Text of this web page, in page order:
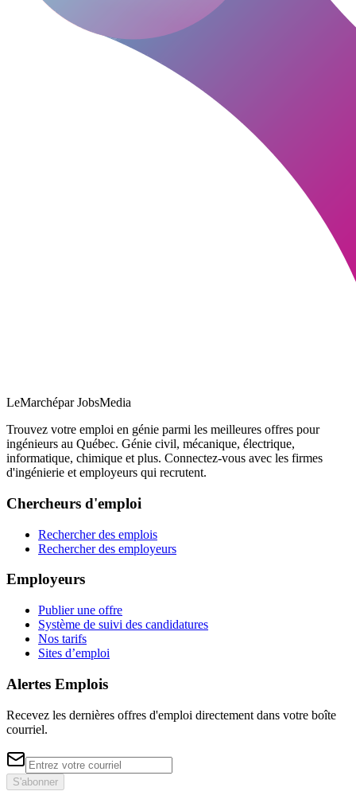
LeMarchépar JobsMedia
Trouvez votre emploi en génie parmi les meilleures offres pour
ingénieurs au Québec. Génie civil, mécanique, électrique,
informatique, chimique et plus. Connectez-vous avec les firmes
d'ingénierie et employeurs qui recrutent.
Chercheurs d'emploi
Rechercher des emplois
Rechercher des employeurs
Employeurs
Publier une offre
Système de suivi des candidatures
Nos tarifs
Sites d’emploi
Alertes Emplois
Recevez les dernières offres d'emploi directement dans votre boîte
courriel.
S'abonner